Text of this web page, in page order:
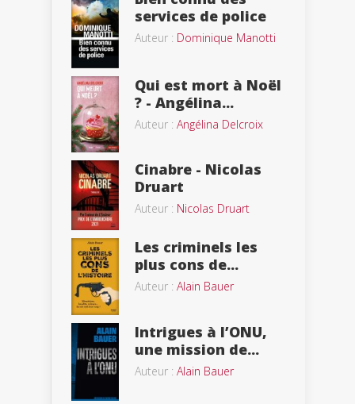
services de police
Auteur : Dominique Manotti
Qui est mort à Noël
? - Angélina...
Auteur : Angélina Delcroix
Cinabre - Nicolas
Druart
Auteur : Nicolas Druart
Les criminels les
plus cons de...
Auteur : Alain Bauer
Intrigues à l’ONU,
une mission de...
Auteur : Alain Bauer